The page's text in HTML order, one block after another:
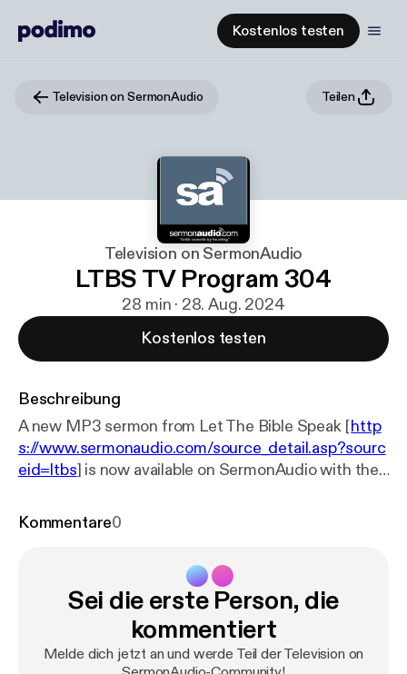
Kostenlos testen
Television on SermonAudio Teilen
Television on SermonAudio
LTBS TV Program 304
28 min · 28. Aug. 2024
Kostenlos testen
Beschreibung
A new MP3 sermon from Let The Bible Speak [http
s://www.sermonaudio.com/source_detail.asp?sourc
eid=ltbs] is now available on SermonAudio with the
Subtitle: LTBS TV Broadcast Speaker: Rev. Patrick
Kommentare0
Sei die erste Person, die
kommentiert
Melde dich jetzt an und werde Teil der Television on